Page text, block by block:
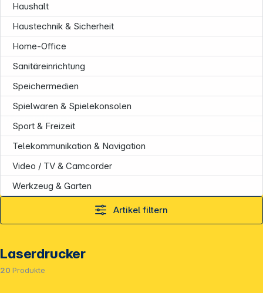
Haushalt
Haustechnik & Sicherheit
Home-Office
Sanitäreinrichtung
Speichermedien
Spielwaren & Spielekonsolen
Sport & Freizeit
Telekommunikation & Navigation
Video / TV & Camcorder
Werkzeug & Garten
Artikel filtern
Laserdrucker
20 Produkte
Informationen